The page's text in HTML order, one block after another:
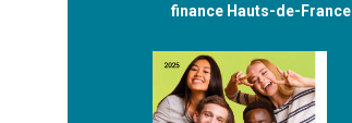
finance Hauts-de-France